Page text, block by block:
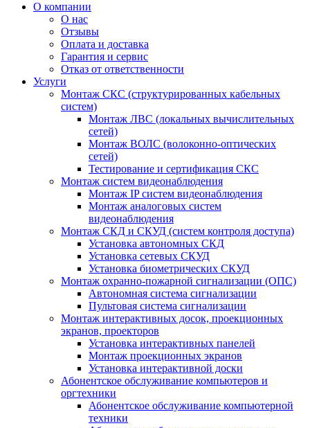
О компании
О нас
Отзывы
Оплата и доставка
Гарантия и сервис
Отказ от ответственности
Услуги
Монтаж СКС (структурированных кабельных
систем)
Монтаж ЛВС (локальных вычислительных
сетей)
Монтаж ВОЛС (волоконно-оптических
сетей)
Тестирование и сертификация СКС
Монтаж систем видеонаблюдения
Монтаж IP систем видеонаблюдения
Монтаж аналоговых систем
видеонаблюдения
Монтаж СКД и СКУД (систем контроля доступа)
Установка автономных СКД
Установка сетевых СКУД
Установка биометрических СКУД
Монтаж охранно-пожарной сигнализации (ОПС)
Автономная система сигнализации
Пультовая система сигнализации
Монтаж интерактивных досок, проекционных
экранов, проекторов
Установка интерактивных панелей
Монтаж проекционных экранов
Установка интерактивной доски
Абонентское обслуживание компьютеров и
оргтехники
Абонентское обслуживание компьютерной
техники